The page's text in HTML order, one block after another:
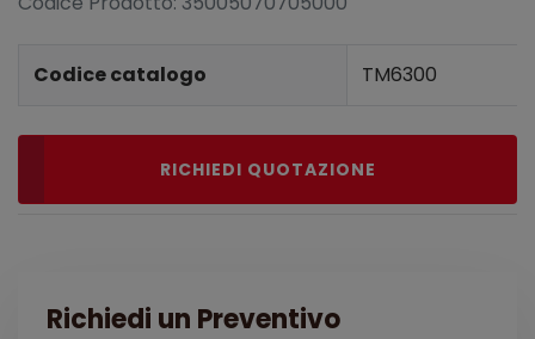
Codice catalogo TM6300
RICHIEDI QUOTAZIONE
Richiedi un Preventivo